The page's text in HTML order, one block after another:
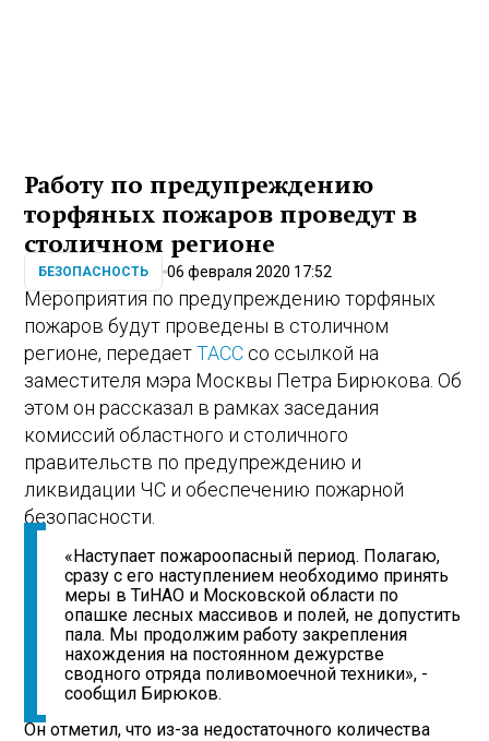
Работу по предупреждению
торфяных пожаров проведут в
столичном регионе
БЕЗОПАСНОСТЬ 06 февраля 2020 17:52
Мероприятия по предупреждению торфяных
пожаров будут проведены в столичном
регионе, передаетТАСС со ссылкой на
заместителя мэра Москвы Петра Бирюкова. Об
этом он рассказал в рамках заседания
комиссий областного и столичного
правительств по предупреждению и
ликвидации ЧС и обеспечению пожарной
безопасности.
«Наступает пожароопасный период. Полагаю,
сразу с его наступлением необходимо принять
меры в ТиНАО и Московской области по
опашке лесных массивов и полей, не допустить
пала. Мы продолжим работу закрепления
нахождения на постоянном дежурстве
сводного отряда поливомоечной техники», -
сообщил Бирюков.
Он отметил, что из-за недостаточного количества